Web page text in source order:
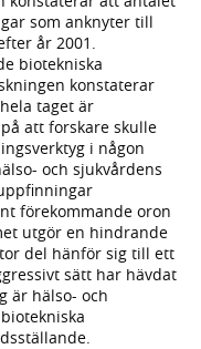
som anknyter till
år 2001.
biotekniska
konstaterar
taget är
att forskare skulle
i någon
och sjukvårdens
förekommande oron
utgör en hindrande
del hänför sig till ett
sätt har hävdat
är hälso- och